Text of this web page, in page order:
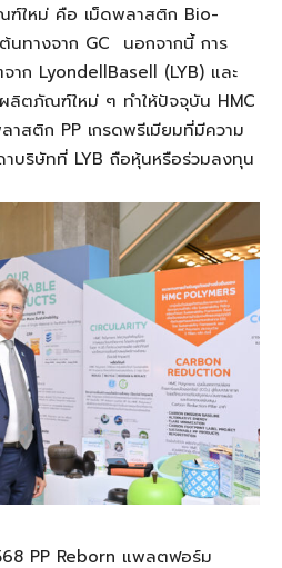
ใหม่ คือ เม็ดพลาสติก Bio-
นทางจาก GC นอกจากนี้ การ
าก LyondellBasell (LYB) และ
ลิตภัณฑ์ใหม่ ๆ ทำให้ปัจจุบัน HMC
สติก PP เกรดพรีเมียมที่มีความ
บริษัทที่ LYB ถือหุ้นหรือร่วมลงทุน
PP Reborn แพลตฟอร์ม